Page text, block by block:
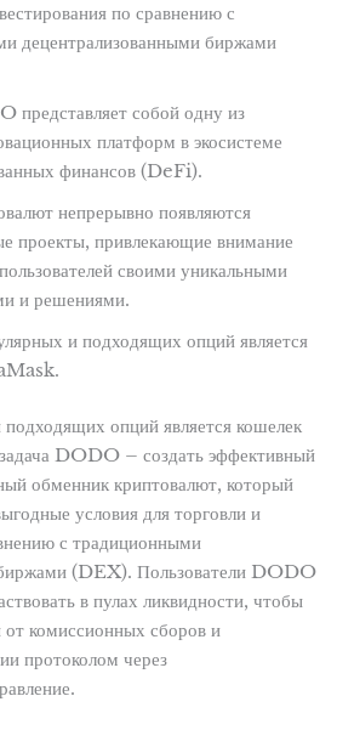
по сравнению с
децентрализованными биржами
представляет собой одну из
платформ в экосистеме
финансов (DeFi).
непрерывно появляются
проекты, привлекающие внимание
своими уникальными
и решениями.
и подходящих опций является
опций является кошелек
DODO – создать эффективный
обменник криптовалют, который
условия для торговли и
с традиционными
(DEX). Пользователи DODO
в пулах ликвидности, чтобы
от комиссионных сборов и
протоколом через